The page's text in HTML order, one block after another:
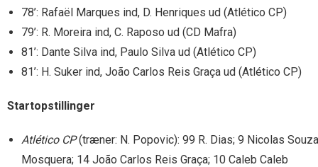
78’: Rafaël Marques ind, D. Henriques ud (Atlético CP)
79’: R. Moreira ind, C. Raposo ud (CD Mafra)
81’: Dante Silva ind, Paulo Silva ud (Atlético CP)
81’: H. Suker ind, João Carlos Reis Graça ud (Atlético CP)
Startopstillinger
Atlético CP(træner: N. Popovic): 99 R. Dias; 9 Nicolas
Mosquera; 14 João Carlos Reis Graça; 10 Caleb Caleb